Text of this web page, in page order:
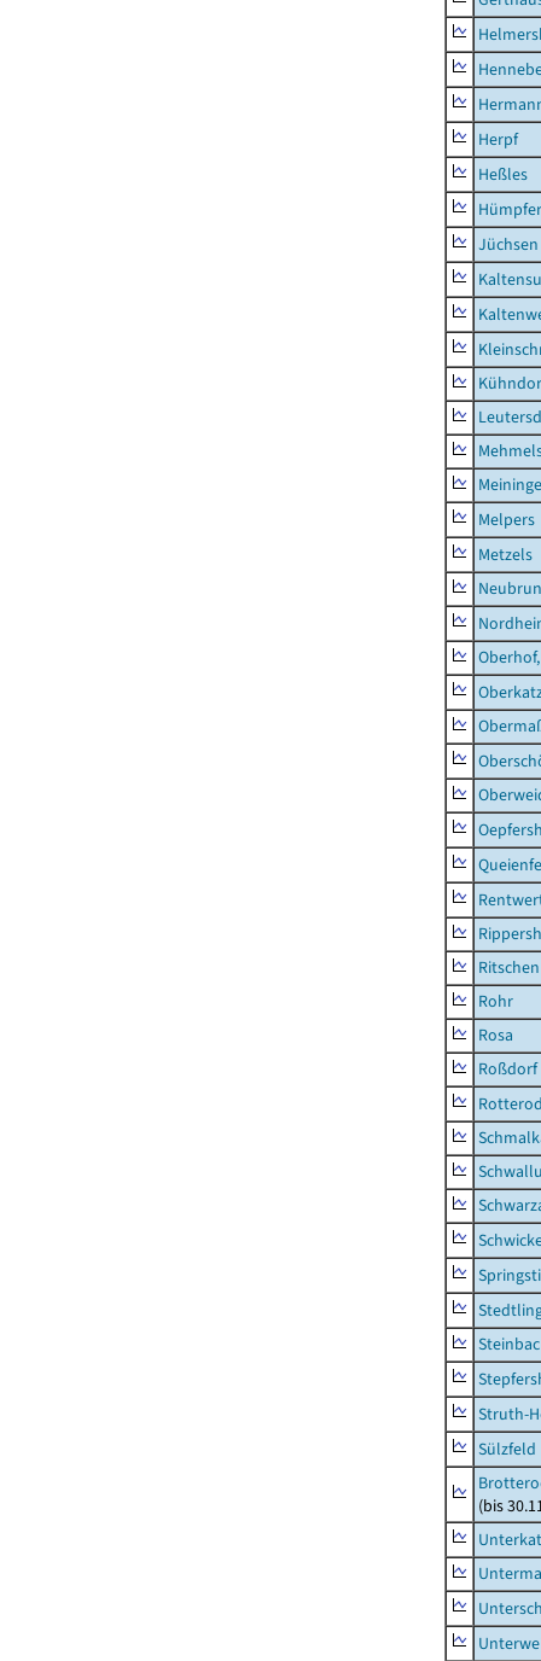
Herpf
Heßles
Jüchsen
Melpers
Metzels
Rohr
Rosa
Roßdorf
Struth-
Sülzfeld
(bis